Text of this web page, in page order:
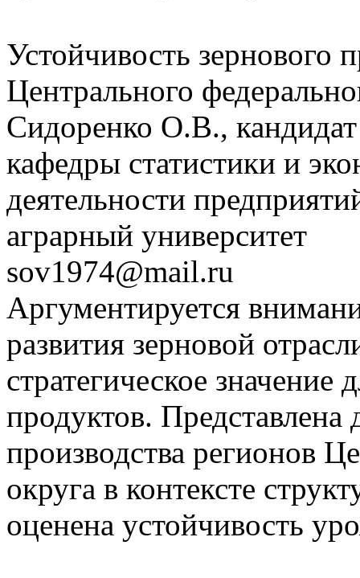
Устойчивость зернового
Центрального
Сидоренко О.В.,
кафедры статистики и
деятельности
аграрный университет
sov1974@mail.ru
Аргументируется
развития зерновой
стратегическое
продуктов. Представлена
производства регионов
округа в контексте
оценена устойчивость